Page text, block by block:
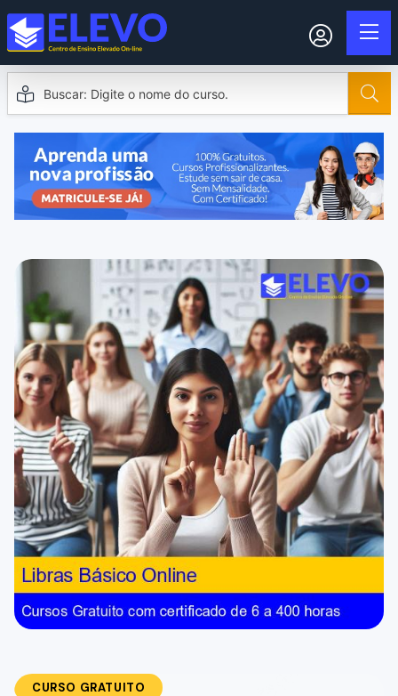
CURSO GRATUITO